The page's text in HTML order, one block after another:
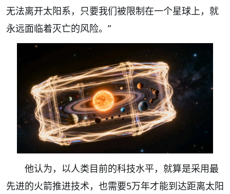
无法离开太阳系，只要我们被限制在一个星球上，就
永远面临着灭亡的风险。”
他认为，以人类目前的科技水平，就算是采用最
先进的火箭推进技术，也需要5万年才能到达距离太阳